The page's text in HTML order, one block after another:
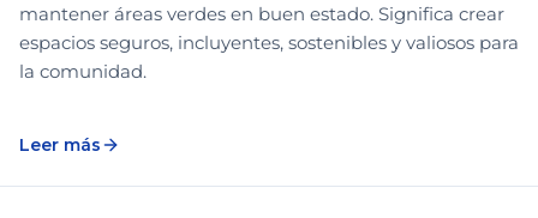
mantener áreas verdes en buen estado. Significa crear
espacios seguros, incluyentes, sostenibles y valiosos para
la comunidad.
Leer más